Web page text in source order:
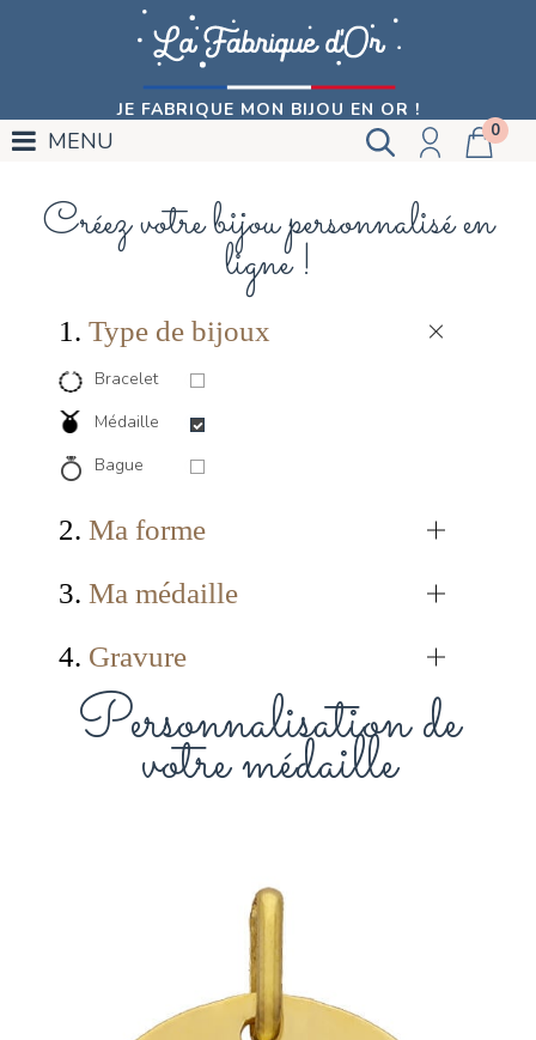
JE FABRIQUE MON BIJOU EN OR !
0
MENU
Créez votre bijou personnalisé en
ligne !
1. Type de bijoux
Bracelet
Médaille
Bague
2. Ma forme
3. Ma médaille
4. Gravure
Personnalisation de
votremédaille